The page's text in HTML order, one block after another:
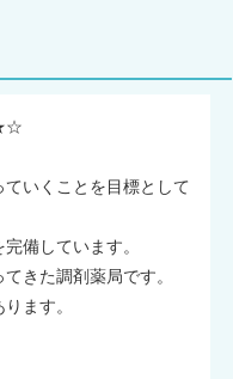
ていくことを目標として
備しています。
きた調剤薬局です。
ます。